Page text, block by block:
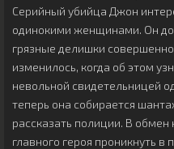
Серийный убийца Джон
одинокими женщинами. Он
грязные делишки
изменилось, когда об этом
невольной свидетельницей
теперь она собирается
рассказать полиции. В
главного героя проникнуть